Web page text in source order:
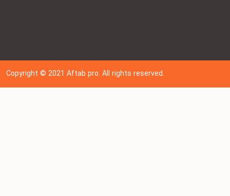
Copyright © 202 1Aftab pro. All rights reserved.